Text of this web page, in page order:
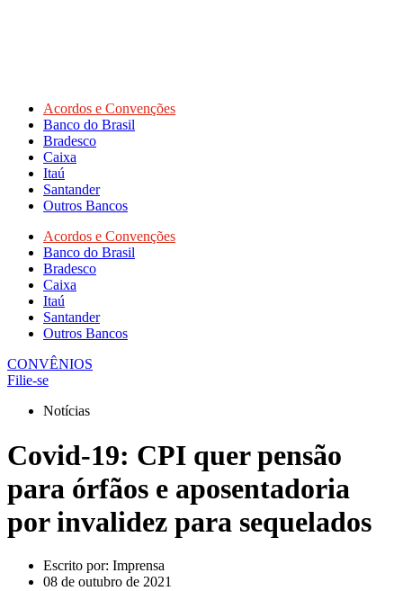
Acordos e Convenções
Banco do Brasil
Bradesco
Caixa
Itaú
Santander
Outros Bancos
Acordos e Convenções
Banco do Brasil
Bradesco
Caixa
Itaú
Santander
Outros Bancos
CONVÊNIOS
Filie-se
Notícias
Covid-19: CPI quer pensão
para órfãos e aposentadoria
por invalidez para sequelados
Escrito por: Imprensa
08 de outubro de 2021